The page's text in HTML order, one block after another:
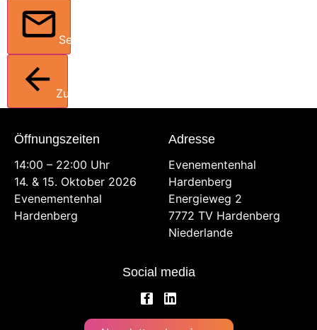
Senden
Zurück
Öffnungszeiten
14:00 – 22:00 Uhr
14. & 15. Oktober 2026
Evenementenhal
Hardenberg
Adresse
Evenementenhal
Hardenberg
Energieweg 2
7772 TV Hardenberg
Niederlande
Social media